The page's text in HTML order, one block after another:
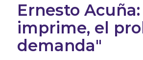
Ernesto
imprime, el
demanda"